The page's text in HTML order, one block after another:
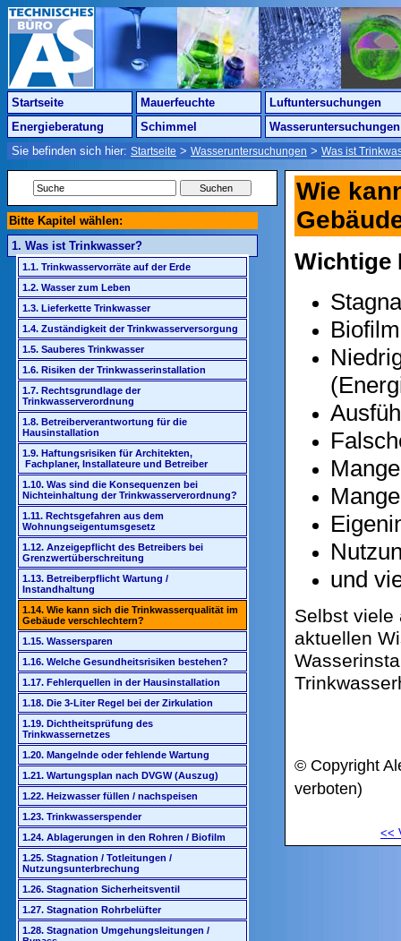
Startseite Mauerfeuchte
Luftuntersuchungen
Energieberatung
Schimmel
Wasseruntersuchungen
Sie befinden sich hier: Startseite > Wasseruntersuchungen > Was ist
Bitte Kapitel wählen:
1. Was ist Trinkwasser?
1.1. Trinkwasservorräte auf der Erde
1.2. Wasser zum Leben
1.3. Lieferkette Trinkwasser
1.4. Zuständigkeit der Trinkwasserversorgung
1.5. Sauberes Trinkwasser
1.6. Risiken der Trinkwasserinstallation
1.7. Rechtsgrundlage der
Trinkwasserverordnung
1.8. Betreiberverantwortung für die
Hausinstallation
1.9. Haftungsrisiken für Architekten,
Fachplaner, Installateure und Betreiber
1.10. Was sind die Konsequenzen bei
Nichteinhaltung der Trinkwasserverordnung?
1.11. Rechtsgefahren aus dem
Wohnungseigentumsgesetz
1.12. Anzeigepflicht des Betreibers bei
Grenzwertüberschreitung
1.13. Betreiberpflicht Wartung /
Instandhaltung
1.14. Wie kann sich die Trinkwasserqualität im
Gebäude verschlechtern?
1.15. Wassersparen
1.16. Welche Gesundheitsrisiken bestehen?
1.17. Fehlerquellen in der Hausinstallation
1.18. Die 3-Liter Regel bei der Zirkulation
1.19. Dichtheitsprüfung des
Trinkwassernetzes
1.20. Mangelnde oder fehlende Wartung
1.21. Wartungsplan nach DVGW (Auszug)
1.22. Heizwasser füllen / nachspeisen
1.23. Trinkwasserspender
1.24. Ablagerungen in den Rohren / Biofilm
1.25. Stagnation / Totleitungen /
Nutzungsunterbrechung
1.26. Stagnation Sicherheitsventil
1.27. Stagnation Rohrbelüfter
1.28. Stagnation Umgehungsleitungen /
Wie
Wichtige
und
Selbst viele
aktuellen
© Copyright
verboten)
<<